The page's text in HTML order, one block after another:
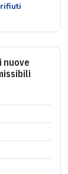
nuove